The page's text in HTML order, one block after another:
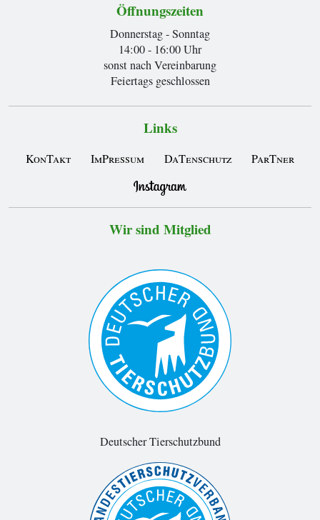
Öffnungszeiten
Donnerstag - Sonntag
14:00 - 16:00 Uhr
sonst nach Vereinbarung
Feiertags geschlossen
Links
KonTakt ImPressum DaTenschutz ParTner
Wir sind Mitglied
Deutscher Tierschutzbund